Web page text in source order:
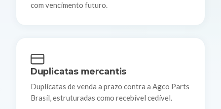
com vencimento futuro.
Duplicatas mercantis
Duplicatas de venda a prazo contra a Agco Parts
Brasil, estruturadas como recebível cedível.